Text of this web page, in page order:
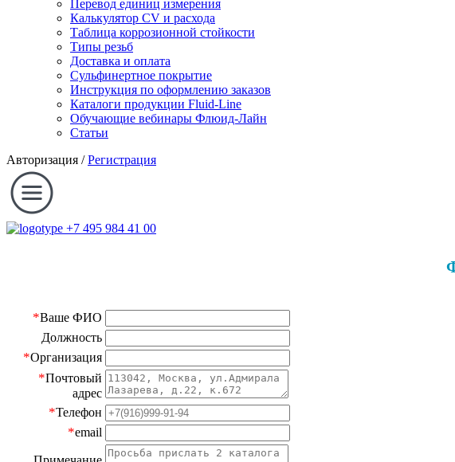
Перевод единиц измерения
Калькулятор CV и расхода
Таблица коррозионной стойкости
Типы резьб
Доставка и оплата
Сульфинертное покрытие
Инструкция по оформлению заказов
Каталоги продукции Fluid-Line
Обучающие вебинары Флюид-Лайн
Статьи
Авторизация /Регистрация
+7 495 984 41 00
*Ваше ФИО
Должность
*Организация
*Почтовый
адрес
*Телефон
*email